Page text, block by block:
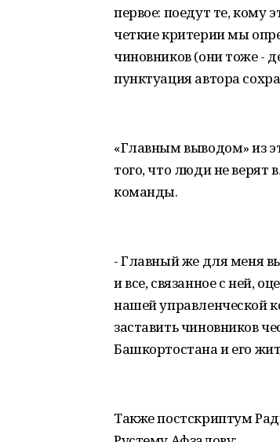
первое: поедут те, кому
четкие критерии мы
чиновников (они тоже -
пунктуация автора
«Главным выводом» из
того, что люди не верят
команды.
- Главный же для меня
и все, связанное с ней,
нашей управленческой
заставить чиновников
Башкортостана и его
Также постскриптум